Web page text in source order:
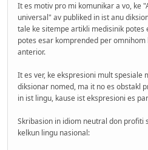
It es motiv pro mi komunikar a vo, ke
universal" av publiked in ist anu
tale ke sitempe artikli medisinik potes
potes esar komprended per
anterior.
It es ver, ke ekspresioni mult spesiale
diksionar nomed, ma it no es obstakl
in ist lingu, kause ist ekspresioni es
Skribasion in idiom neutral don profiti
kelkun lingu nasional: